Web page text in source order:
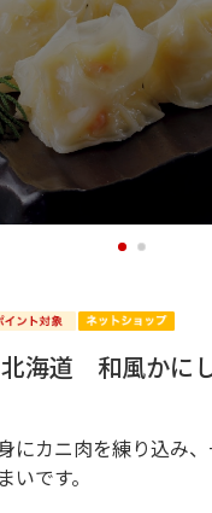
1 2
海道 和風かに
にカニ肉を練り込み
いです。